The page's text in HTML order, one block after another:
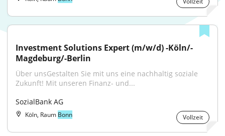
Investment Solutions Expert (m/w/d) -Köln/-
Magdeburg/-Berlin
Über unsGestalten Sie mit uns eine nachhaltig soziale
Zukunft! Mit unseren Finanz- und...
SozialBank AG
Köln, Raum Bonn Vollzeit